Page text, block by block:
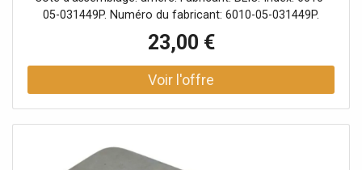
05-031449P. Numéro du fabricant: 6010-05-031449P.
23,00 €